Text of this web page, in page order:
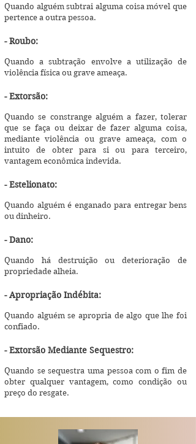
Quando alguém subtrai alguma coisa móvel que
pertence a outra pessoa.
- Roubo:
Quando a subtração envolve a utilização de
violência física ou grave ameaça.
- Extorsão:
Quando se constrange alguém a fazer, tolerar
que se faça ou deixar de fazer alguma coisa,
mediante violência ou grave ameaça, com o
intuito de obter para si ou para terceiro,
vantagem econômica indevida.
- Estelionato:
Quando alguém é enganado para entregar bens
ou dinheiro.
- Dano:
Quando há destruição ou deterioração de
propriedade alheia.
- Apropriação Indébita:
Quando alguém se apropria de algo que lhe foi
confiado.
- Extorsão Mediante Sequestro:
Quando se sequestra uma pessoa com o fim de
obter qualquer vantagem, como condição ou
preço do resgate.